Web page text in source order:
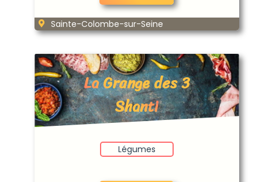
Sainte-Colombe-sur-Seine
La Grange des 3
Shanti
Légumes